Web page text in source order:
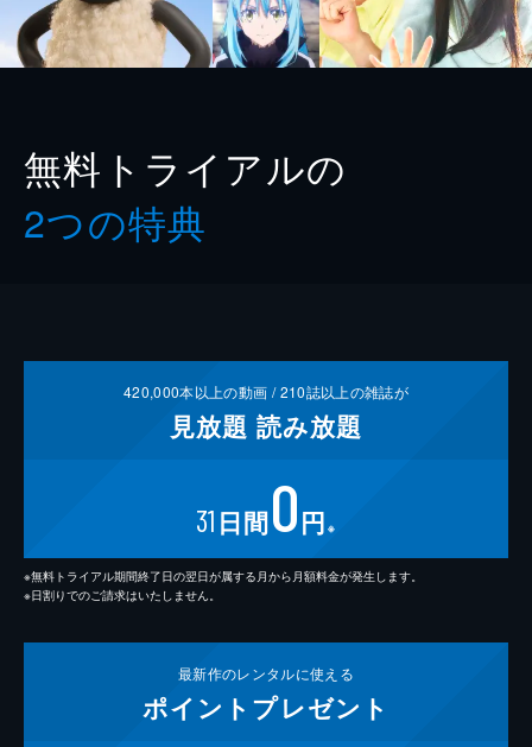
無料トライアルの
2つの特典
420,000本以上の動画 /210誌以上の雑誌が
見放題 読み放題
31 日間0円 ※
※無料トライアル期間終了日の翌日が属する月から月額料金が発生します。
※日割りでのご請求はいたしません。
最新作のレンタルに使える
ポイント プレゼント